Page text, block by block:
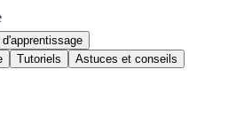
Tutoriels Astuces et conseils